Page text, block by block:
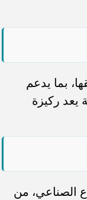
بما يدعم
يعد ركيزة
الصناعي، من